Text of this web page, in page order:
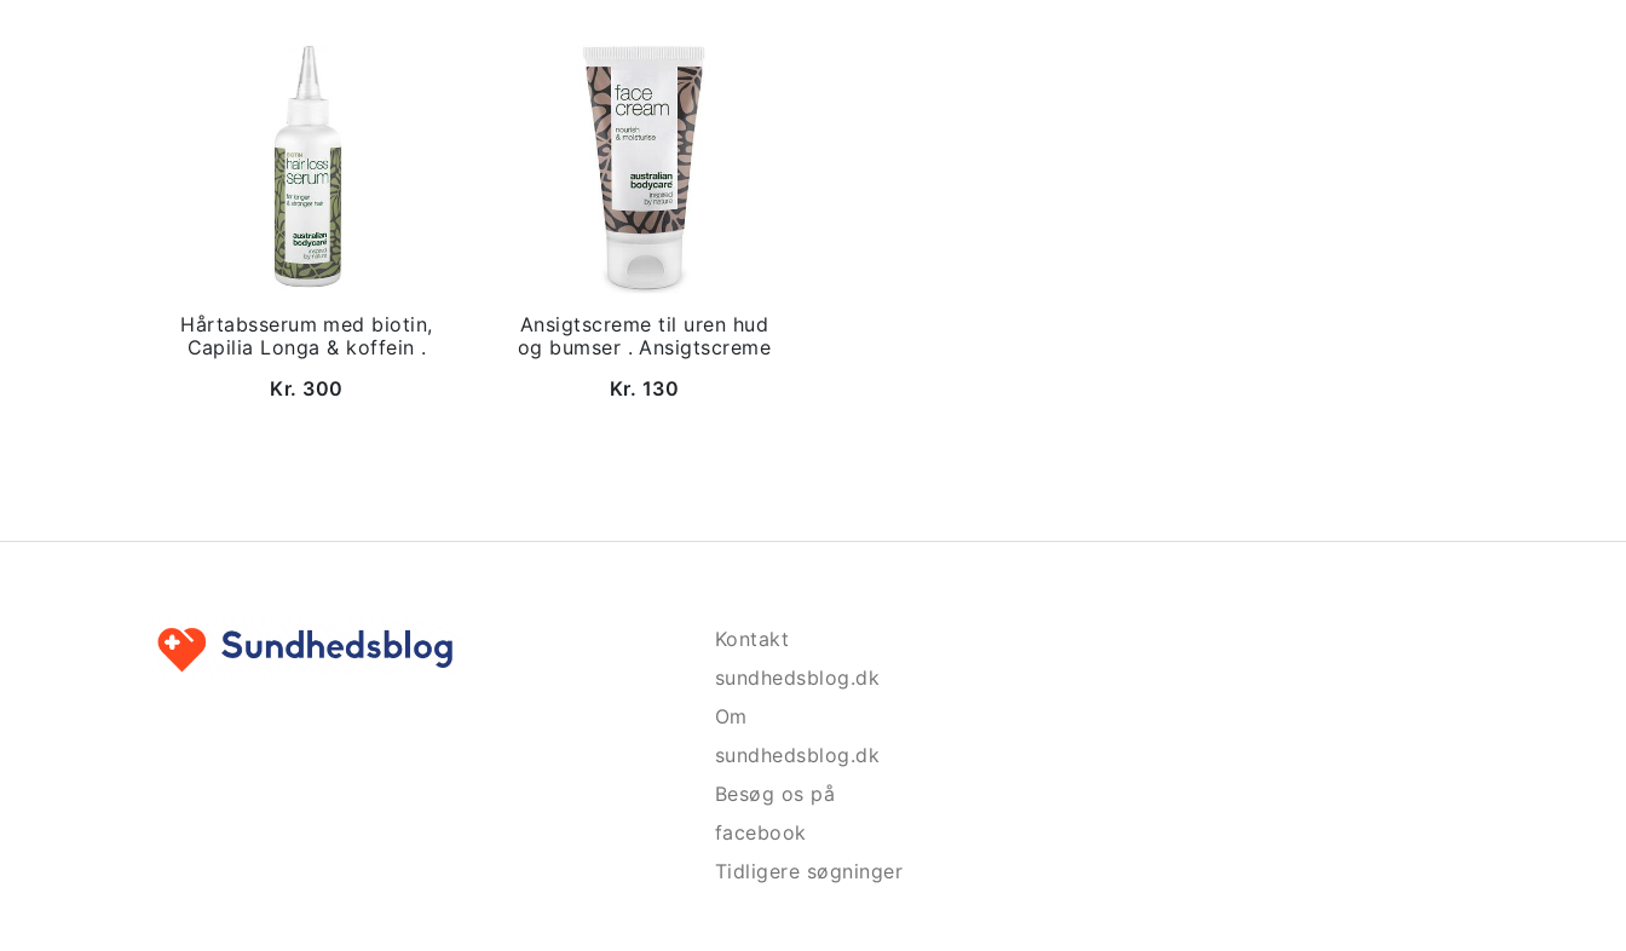
Hårtabsserum med biotin,
Capilia Longa & koffein .
Kr. 300
Ansigtscreme til uren hud
og bumser . Ansigtscreme
Kr. 130
Kontakt
sundhedsblog.dk
Om
sundhedsblog.dk
Besøg os på
facebook
Tidligere søgninger